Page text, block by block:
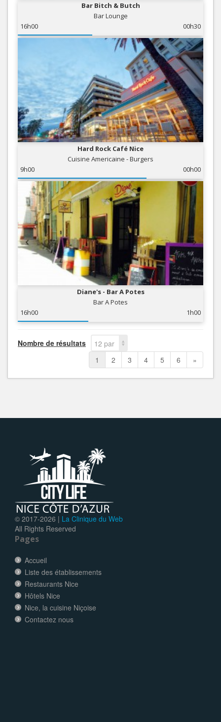
Bar Bitch & Butch
Bar Lounge
16h00
00h30
Hard Rock Café Nice
Cuisine Americaine - Burgers
9h00
00h00
Diane's - Bar A Potes
Bar A Potes
16h00
1h00
Nombre de résultats
12 par
page
1 2 3 4 5 6 »
© 2017-2026 | La Clinique du Web
All Rights Reserved
Pages
Accueil
Liste des établissements
Restaurants Nice
Hôtels Nice
Nice, la cuisine Niçoise
Contactez nous